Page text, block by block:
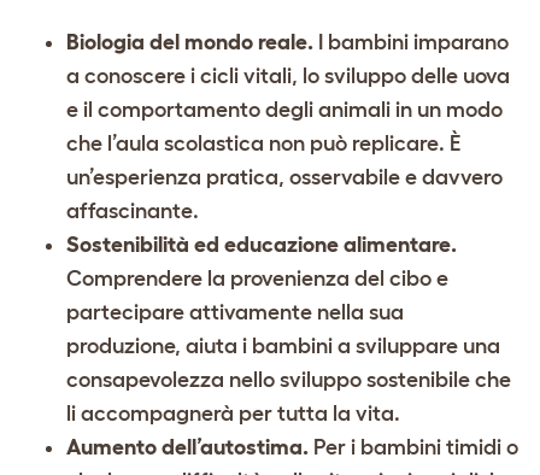
Biologia del mondo reale. I bambini imparano
a conoscere i cicli vitali, lo sviluppo delle uova
e il comportamento degli animali in un modo
che l’aula scolastica non può replicare. È
un’esperienza pratica, osservabile e davvero
affascinante.
Sostenibilità ed educazione alimentare.
Comprendere la provenienza del cibo e
partecipare attivamente nella sua
produzione, aiuta i bambini a sviluppare una
consapevolezza nello sviluppo sostenibile che
li accompagnerà per tutta la vita.
Aumento dell’autostima. Per i bambini timidi o